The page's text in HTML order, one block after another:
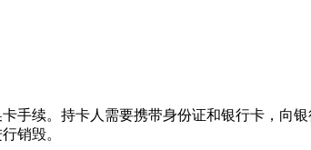
手续。持卡人需要携带身份证和银行卡，向
销毁。